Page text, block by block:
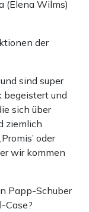
(Elena Wilms)
der
sind super
begeistert und
sich über
ziemlich
oder
wir kommen
Papp-Schuber
Case?